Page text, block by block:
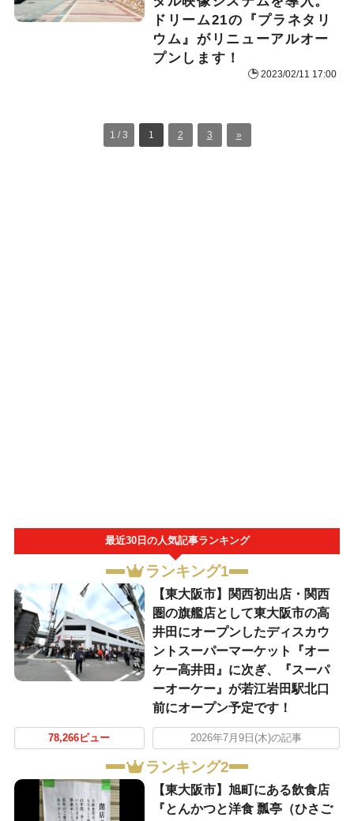
ドリーム21の『プラネタリ
ウム』がリニューアルオー
プンします！
2023/02/11 17:00
1 / 3 1 2 3 »
最近30日の人気記事ランキング
ランキング1
【東大阪市】関西初出店・関西
圏の旗艦店として東大阪市の高
井田にオープンしたディスカウ
ントスーパーマーケット『オー
ケー高井田』に次ぎ、『スーパ
ーオーケー』が若江岩田駅北口
前にオープン予定です！
78,266ビュー 2026年7月9日(木)の記事
ランキング2
【東大阪市】旭町にある飲食店
『とんかつと洋食 瓢亭（ひさご